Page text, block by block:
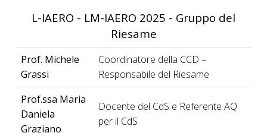
L-IAERO - LM-IAERO 2025 - Gruppo del
Riesame
Prof. Michele
Grassi
Coordinatore della CCD –
Responsabile del Riesame
Prof.ssa Maria
Daniela
Graziano
Docente del CdS e Referente AQ
per il CdS